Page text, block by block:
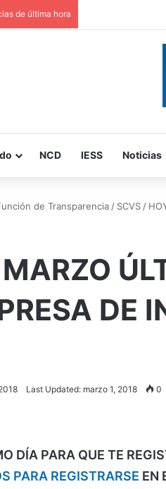
de última hora
NCD IESS Noticias
de Transparencia / SCVS /
DE
Last Updated: marzo 1, 2018 0
DÍA PARA QUE TE
PARA REGISTRARSE EN